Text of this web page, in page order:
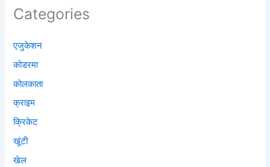
Categories
एजुकेशन
कोडरमा
कोलकाता
क्राइम
क्रिकेट
खूंटी
खेल